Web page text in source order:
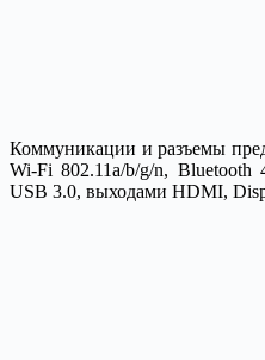
Коммуникации и разъемы
Wi-Fi 802.11a/b/g/n,
USB 3.0, выходами HDMI,